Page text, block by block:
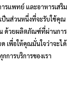
รแพทย์ และอาหารเสริม
ป็นส่วนหนึ่งที่จะรับใช้คุณ
ด้วยผลิตภัณฑ์ที่ผ่านการ
เพื่อให้คุณมั่นใจว่าจะได้
การบริการของเรา